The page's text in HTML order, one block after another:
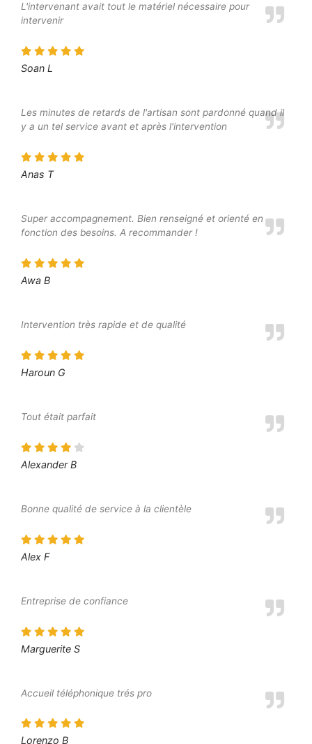
L'intervenant avait tout le matériel nécessaire pour
intervenir
Soan L
Les minutes de retards de l'artisan sont pardonné quand il
y a un tel service avant et après l'intervention
Anas T
Super accompagnement. Bien renseigné et orienté en
fonction des besoins. A recommander !
Awa B
Intervention très rapide et de qualité
Haroun G
Tout était parfait
Alexander B
Bonne qualité de service à la clientèle
Alex F
Entreprise de confiance
Marguerite S
Accueil téléphonique trés pro
Lorenzo B